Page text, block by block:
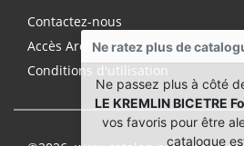
Ne ratez plus de
Ne passez plus à côté
LE KREMLIN BICETRE
vos favoris pour être
catalogue
Contactez-nous
Accès Archives Premium
Conditions d'utilisation